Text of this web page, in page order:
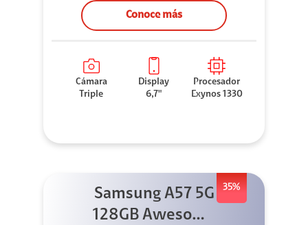
Conoce más
Cámara
Triple
Display
6,7"
Procesador
Exynos 1330
35%
Samsung A57 5G
128GB Awesome